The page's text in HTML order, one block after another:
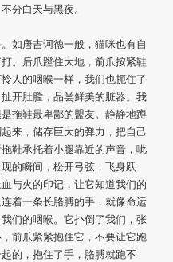
分白天与黑夜。
如唐吉诃德一般，猫咪也有自
。后爪蹬住大地，前爪按紧鞋
人的咽喉一样，我们也扼住了
开肚膛，品尝鲜美的脏器。我
拖鞋最卑鄙的盟友。静静地蹲
来，储存巨大的弹力，把自己
鞋承托着小腿靠近的声音，呲
的瞬间，松开弓弦，飞身跃
与火的印记，让它知道我们的
着一条长胳膊的手，就像命运
们的咽喉。它扑倒了我们，张
前爪紧紧抱住它，不要让它跑
的，抱住了手，胳膊就跑不